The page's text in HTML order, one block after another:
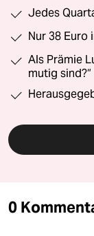
Jedes
Nur 38 Euro
Als Prämie
mutig sind?“
0